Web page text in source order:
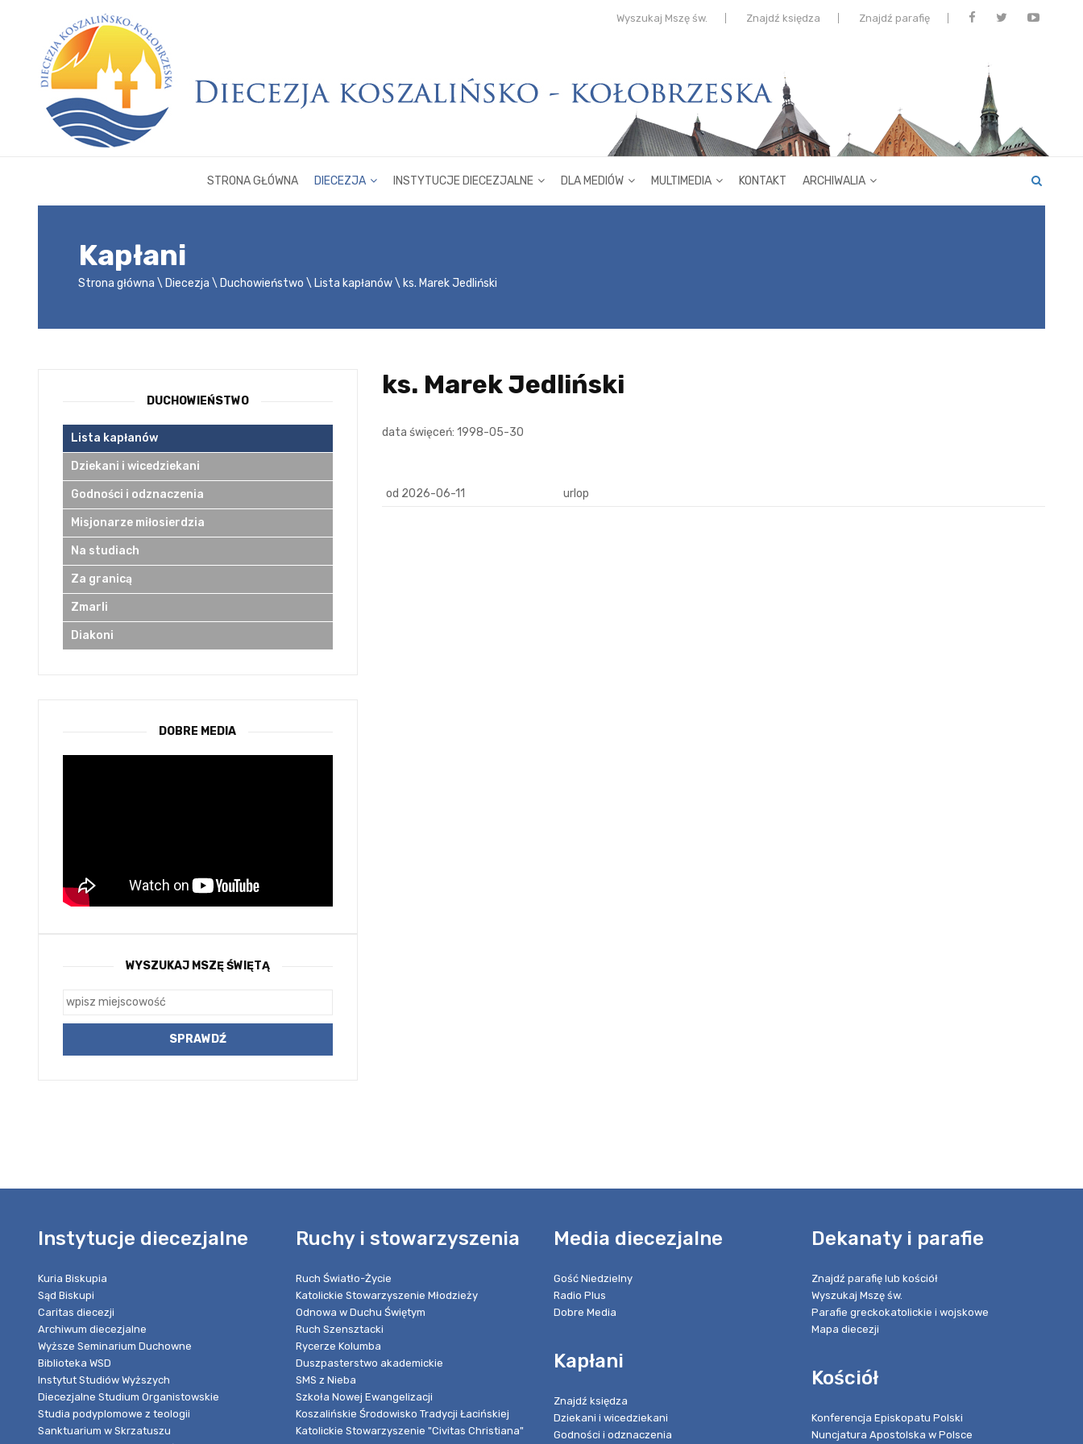
Wyszukaj Mszę św. Znajdź księdza Znajdź parafię
STRONA GŁÓWNA DIECEZJA INSTYTUCJE DIECEZJALNE DLA MEDIÓW MULTIMEDIA KONTAKT ARCHIWALIA
Kapłani
Strona główna Diecezja Duchowieństwo Lista kapłanów ks. Marek Jedliński
ks. Marek Jedliński
data święceń: 1998-05-30
od 2026-06-11 urlop
DUCHOWIEŃSTWO
Lista kapłanów
Dziekani i wicedziekani
Godności i odznaczenia
Misjonarze miłosierdzia
Na studiach
Za granicą
Zmarli
Diakoni
DOBRE MEDIA
WYSZUKAJ MSZĘ ŚWIĘTĄ
Instytucje diecezjalne
Kuria Biskupia
Sąd Biskupi
Caritas diecezji
Archiwum diecezjalne
Wyższe Seminarium Duchowne
Biblioteka WSD
Instytut Studiów Wyższych
Diecezjalne Studium Organistowskie
Studia podyplomowe z teologii
Sanktuarium w Skrzatuszu
Ruchy i stowarzyszenia
Ruch Światło-Życie
Katolickie Stowarzyszenie Młodzieży
Odnowa w Duchu Świętym
Ruch Szensztacki
Rycerze Kolumba
Duszpasterstwo akademickie
SMS z Nieba
Szkoła Nowej Ewangelizacji
Koszalińskie Środowisko Tradycji Łacińskiej
Katolickie Stowarzyszenie "Civitas Christiana"
Media diecezjalne
Gość Niedzielny
Radio Plus
Dobre Media
Kapłani
Znajdź księdza
Dziekani i wicedziekani
Godności i odznaczenia
Dekanaty i parafie
Znajdź parafię lub kościół
Wyszukaj Mszę św.
Parafie greckokatolickie i wojskowe
Mapa diecezji
Kościół
Konferencja Episkopatu Polski
Nuncjatura Apostolska w Polsce